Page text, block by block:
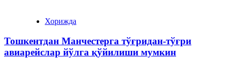
Хорижда
Тошкентдан Манчестерга тўғридан-тўғри
авиарейслар йўлга қўйилиши мумкин